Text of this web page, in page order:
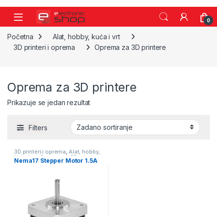
Skip to navigation
Skip to content
0
Početna
Alat, hobby, kuća i vrt
3D printeri i oprema
Oprema za 3D printere
Oprema za 3D printere
Prikazuje se jedan rezultat
Filters
3D printeri i oprema, Alat, hobby,
kuća i vrt, Oprema za 3D printere
Nema17 Stepper Motor 1.5A